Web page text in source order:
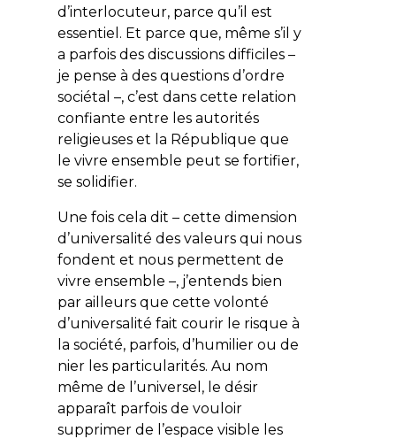
d’interlocuteur, parce qu’il est
essentiel. Et parce que, même s’il y
a parfois des discussions difficiles –
je pense à des questions d’ordre
sociétal –, c’est dans cette relation
confiante entre les autorités
religieuses et la République que
le vivre ensemble peut se fortifier,
se solidifier.
Une fois cela dit – cette dimension
d’universalité des valeurs qui nous
fondent et nous permettent de
vivre ensemble –, j’entends bien
par ailleurs que cette volonté
d’universalité fait courir le risque à
la société, parfois, d’humilier ou de
nier les particularités. Au nom
même de l’universel, le désir
apparaît parfois de vouloir
supprimer de l’espace visible les